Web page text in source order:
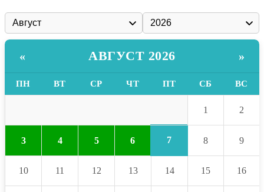
« АВГУСТ 2026 »
ПН ВТ СР ЧТ ПТ СБ ВС
1 2
3 4 5 6 7 8 9
10 11 12 13 14 15 16